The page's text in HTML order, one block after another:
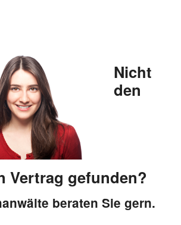
Nicht
den
Vertrag gefunden?
beraten Sie gern.